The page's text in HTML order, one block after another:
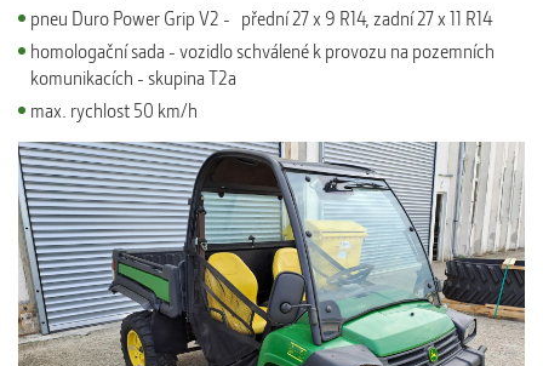
pneu Duro Power Grip V2 - přední 27 x 9 R14, zadní 27 x 11 R14
homologační sada - vozidlo schválené k provozu na pozemních
komunikacích - skupina T2a
max. rychlost 50 km/h